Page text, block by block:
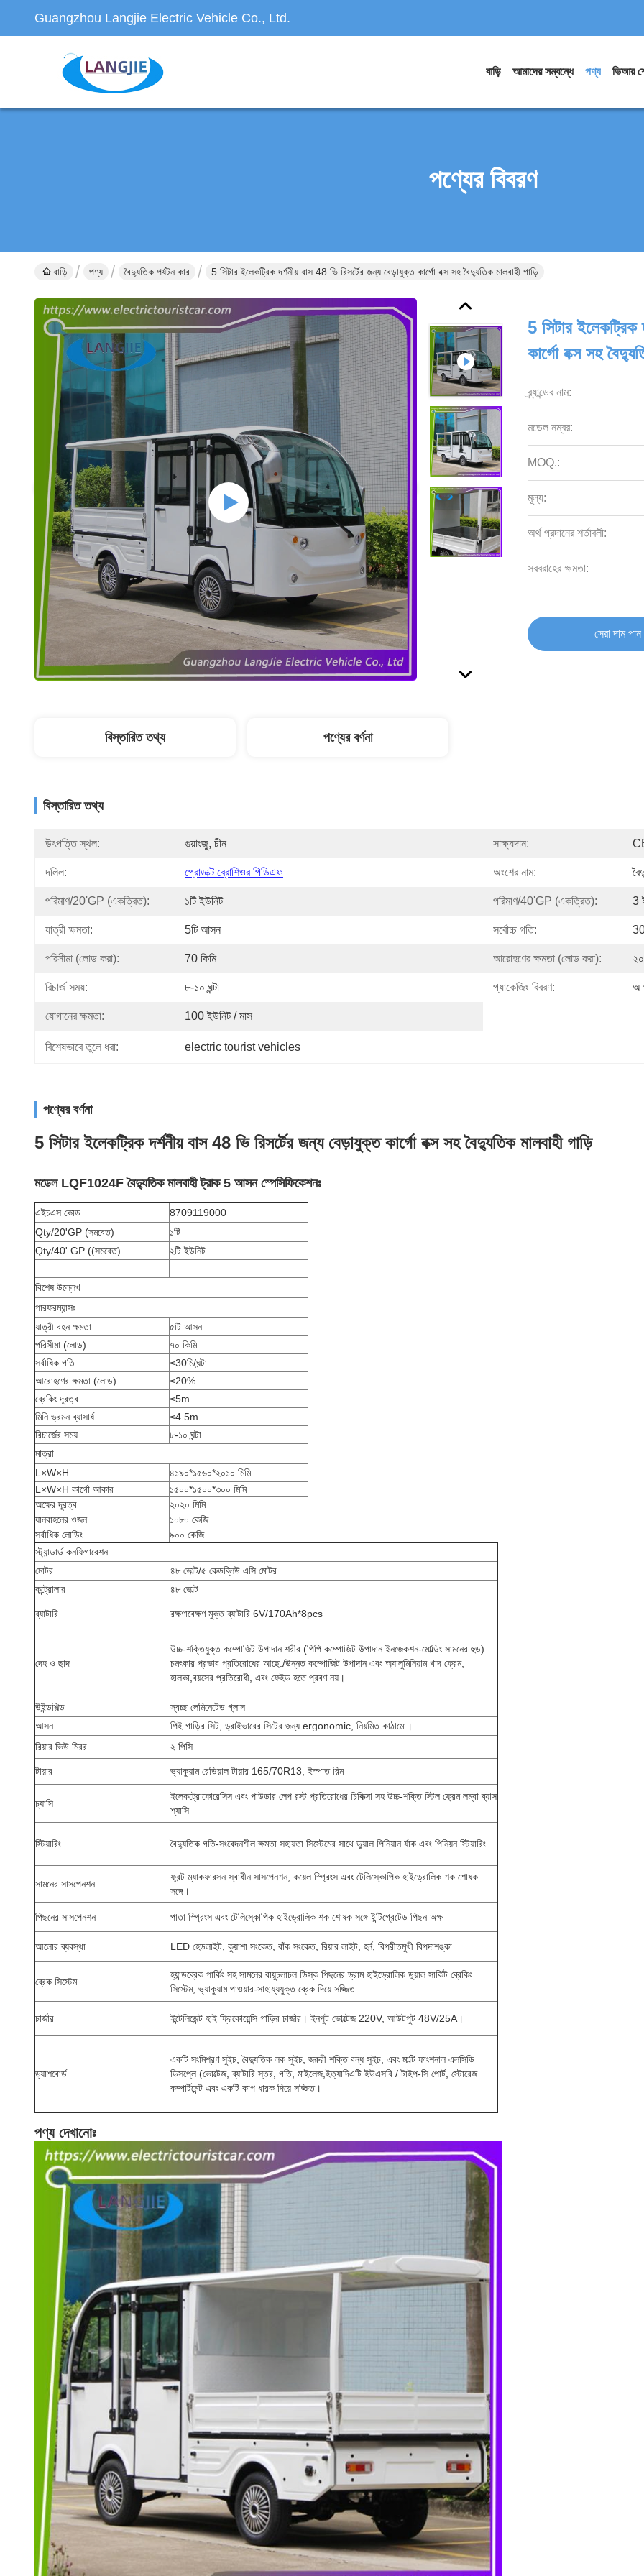
Guangzhou Langjie Electric Vehicle Co., Ltd.
বাড়ি আমাদের সম্বন্ধে পণ্য ভিআর
পণ্যের বিবরণ
বাড়ি পণ্য বৈদ্যুতিক পর্যটন কার 5 সিটার ইলেকট্রিক দর্শনীয় বাস 48 ভি রিসর্টের জন্য বেড়াযুক্ত কার্গো বক্স সহ বৈদ্যুতিক মালবাহী গাড়ি
5 সিটার ইলেকট্রিক
কার্গো বক্স সহ
ব্র্যান্ডের নাম:
মডেল নম্বর:
MOQ.:
মূল্য:
অর্থ প্রদানের শর্তাবলী:
সরবরাহের ক্ষমতা:
সেরা দাম পান
বিস্তারিত তথ্য পণ্যের বর্ণনা
বিস্তারিত তথ্য
উৎপত্তি স্থল: গুয়াংজু, চীন সাক্ষ্যদান:
দলিল: প্রোডাক্ট ব্রোশিওর পিডিএফ অংশের নাম:
পরিমাণ/20'GP (একত্রিত): ১টি ইউনিট পরিমাণ/40'GP (একত্রিত): 3
যাত্রী ক্ষমতা: 5টি আসন সর্বোচ্চ গতি: 30
পরিসীমা (লোড করা): 70 কিমি আরোহণের ক্ষমতা (লোড করা):
রিচার্জ সময়: ৮-১০ ঘন্টা প্যাকেজিং বিবরণ: অ
যোগানের ক্ষমতা: 100 ইউনিট / মাস
বিশেষভাবে তুলে ধরা: electric tourist vehicles
পণ্যের বর্ণনা
5 সিটার ইলেকট্রিক দর্শনীয় বাস 48 ভি রিসর্টের জন্য বেড়াযুক্ত কার্গো বক্স সহ বৈদ্যুতিক মালবাহী গাড়ি
মডেল LQF1024F বৈদ্যুতিক মালবাহী ট্রাক 5 আসন স্পেসিফিকেশনঃ
এইচএস কোড
8709119000
Qty/20'GP (সমবেত)
১টি
Qty/40' GP ((সমবেত)
২টি ইউনিট
বিশেষ উল্লেখ
পারফরম্যান্সঃ
যাত্রী বহন ক্ষমতা
৫টি আসন
পরিসীমা (লোড)
৭০ কিমি
সর্বাধিক গতি
≤30মি/ঘন্টা
আরোহণের ক্ষমতা (লোড)
≤20%
ব্রেকিং দূরত্ব
≤5m
মিনি.ভ্রমন ব্যাসার্ধ
≤4.5m
রিচার্জের সময়
৮-১০ ঘন্টা
মাত্রা
L×W×H
৪১৯০*১৫৬০*২০১০ মিমি
L×W×H কার্গো আকার
১৫০০*১৫০০*৩০০ মিমি
অক্ষের দূরত্ব
২০২০ মিমি
যানবাহনের ওজন
১০৮০ কেজি
সর্বাধিক লোডিং
৯০০ কেজি
স্ট্যান্ডার্ড কনফিগারেশন
মোটর
৪৮ ভোল্ট/৫ কেডব্লিউ এসি মোটর
কন্ট্রোলার
৪৮ ভোল্ট
ব্যাটারি রক্ষণাবেক্ষণ মুক্ত ব্যাটারি 6V/170Ah*8pcs
দেহ ও ছাদ
উচ্চ-শক্তিযুক্ত কম্পোজিট উপাদান শরীর (পিপি কম্পোজিট উপাদান ইনজেকশন-মোল্ডিং সামনের হুড)
চমৎকার প্রভাব প্রতিরোধের আছে./উন্নত কম্পোজিট উপাদান এবং অ্যালুমিনিয়াম খাদ ফ্রেম;
হালকা,বয়সের প্রতিরোধী, এবং ফেইড হতে প্রবণ নয়।
উইন্ডশিল্ড
স্বচ্ছ লেমিনেটেড গ্লাস
আসন
পিই গাড়ির সিট, ড্রাইভারের সিটের জন্য ergonomic, নিয়মিত কাঠামো।
রিয়ার ভিউ মিরর
২ পিসি
টায়ার ভ্যাকুয়াম রেডিয়াল টায়ার 165/70R13, ইস্পাত রিম
চ্যাসি
ইলেকট্রোফোরেসিস এবং পাউডার লেপ রস্ট প্রতিরোধের চিকিত্সা সহ উচ্চ-শক্তি স্টিল ফ্রেম লম্বা ব্যাস
শ্যাসি
স্টিয়ারিং বৈদ্যুতিক গতি-সংবেদনশীল ক্ষমতা সহায়তা সিস্টেমের সাথে ডুয়াল পিনিয়ান র্যাক এবং পিনিয়ন স্টিয়ারিং
সামনের সাসপেনশন
ফ্রন্ট ম্যাকফারসন স্বাধীন সাসপেনশন, কয়েল স্প্রিংস এবং টেলিস্কোপিক হাইড্রোলিক শক শোষক
সঙ্গে।
পিছনের সাসপেনশন পাতা স্প্রিংস এবং টেলিস্কোপিক হাইড্রোলিক শক শোষক সঙ্গে ইন্টিগ্রেটেড পিছন অক্ষ
আলোর ব্যবস্থা LED হেডলাইট, কুয়াশা সংকেত, বাঁক সংকেত, রিয়ার লাইট, হর্ন, বিপরীতমুখী বিপদাশঙ্কা
ব্রেক সিস্টেম
হ্যান্ডব্রেক পার্কিং সহ সামনের বায়ুচলাচল ডিস্ক পিছনের ড্রাম হাইড্রোলিক ডুয়াল সার্কিট ব্রেকিং
সিস্টেম, ভ্যাকুয়াম পাওয়ার-সাহায্যযুক্ত ব্রেক দিয়ে সজ্জিত
চার্জার ইন্টেলিজেন্ট হাই ফ্রিকোয়েন্সি গাড়ির চার্জার। ইনপুট ভোল্টেজ 220V, আউটপুট 48V/25A।
ড্যাশবোর্ড
একটি সংমিশ্রণ সুইচ, বৈদ্যুতিক লক সুইচ, জরুরী শক্তি বন্ধ সুইচ, এবং মাল্টি ফাংশনাল এলসিডি
ডিসপ্লে (ভোল্টেজ, ব্যাটারি স্তর, গতি, মাইলেজ,ইত্যাদিএটি ইউএসবি / টাইপ-সি পোর্ট, স্টোরেজ
কম্পার্টমেন্ট এবং একটি কাপ ধারক দিয়ে সজ্জিত।
পণ্য দেখানোঃ